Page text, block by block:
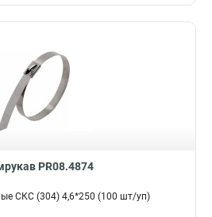
PR08.4874
СКС (304) 4,6*250 (100 шт/уп)